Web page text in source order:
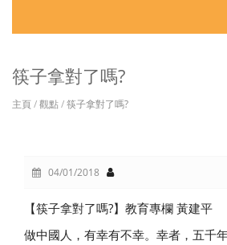
筷子拿對了嗎?
主頁/觀點/筷子拿對了嗎?
04/01/2018
【筷子拿對了嗎?】教育專欄 黃建平
做中國人，有幸有不幸。幸者，五千